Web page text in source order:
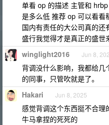
单看 op 的描述 主管和
是多么低 推荐 op 可以看看
国内有责任的大公司真的还
盛行我觉得才是真正的盛世
winglight2016 Jun 8,
背调没什么影响，我都给
的同事，只管吹就是了。
Hakari Jun 8, 2025
感觉背调这个东西挺不合
牛马拿捏的死死的